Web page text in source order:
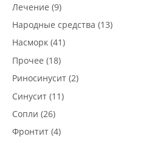
Лечение (9)
Народные средства (13)
Насморк (41)
Прочее (18)
Риносинусит (2)
Синусит (11)
Сопли (26)
Фронтит (4)